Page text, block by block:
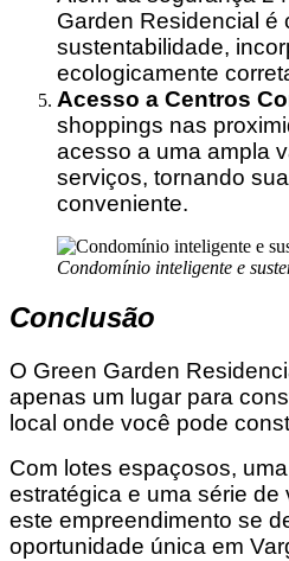
Garden Residencial é
sustentabilidade,
ecologicamente
Acesso a Centros
shoppings nas
acesso a uma ampla
serviços, tornando
conveniente.
Condomínio inteligente e
Conclusão
O Green Garden
apenas um lugar para
local onde você pode
Com lotes espaçosos,
estratégica e uma série
este empreendimento se
oportunidade única em